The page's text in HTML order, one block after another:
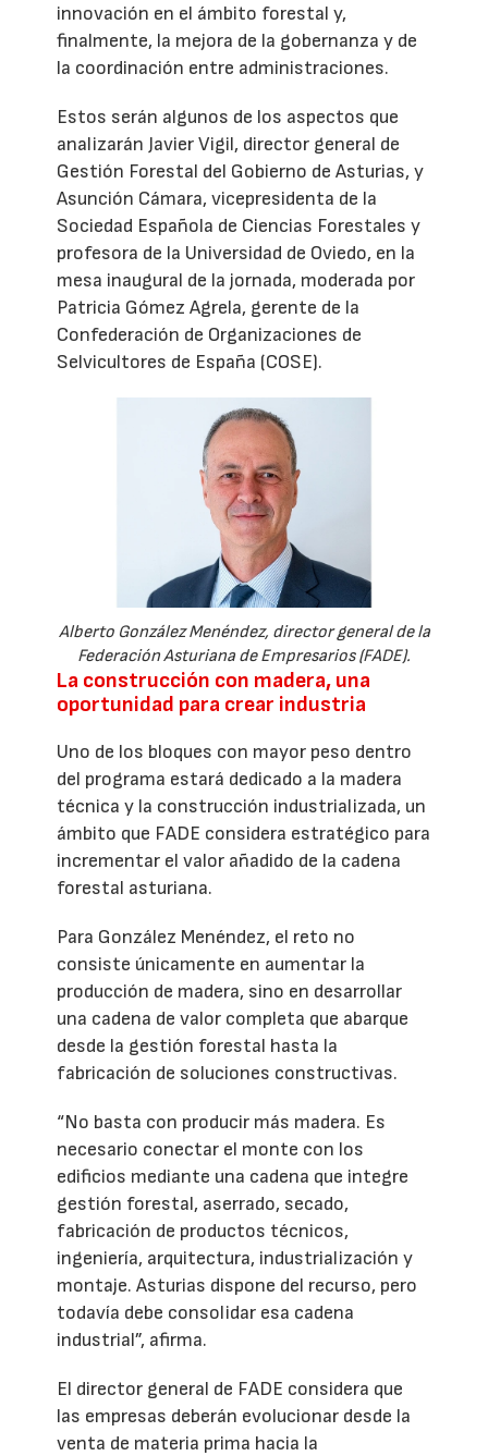
innovación en el ámbito forestal y,
finalmente, la mejora de la gobernanza y de
la coordinación entre administraciones.
Estos serán algunos de los aspectos que
analizarán Javier Vigil, director general de
Gestión Forestal del Gobierno de Asturias, y
Asunción Cámara, vicepresidenta de la
Sociedad Española de Ciencias Forestales y
profesora de la Universidad de Oviedo, en la
mesa inaugural de la jornada, moderada por
Patricia Gómez Agrela, gerente de la
Confederación de Organizaciones de
Selvicultores de España (COSE).
Alberto González Menéndez, director general de la
Federación Asturiana de Empresarios (FADE).
La construcción con madera, una
oportunidad para crear industria
Uno de los bloques con mayor peso dentro
del programa estará dedicado a la madera
técnica y la construcción industrializada, un
ámbito que FADE considera estratégico para
incrementar el valor añadido de la cadena
forestal asturiana.
Para González Menéndez, el reto no
consiste únicamente en aumentar la
producción de madera, sino en desarrollar
una cadena de valor completa que abarque
desde la gestión forestal hasta la
fabricación de soluciones constructivas.
“No basta con producir más madera. Es
necesario conectar el monte con los
edificios mediante una cadena que integre
gestión forestal, aserrado, secado,
fabricación de productos técnicos,
ingeniería, arquitectura, industrialización y
montaje. Asturias dispone del recurso, pero
todavía debe consolidar esa cadena
industrial”, afirma.
El director general de FADE considera que
las empresas deberán evolucionar desde la
venta de materia prima hacia la